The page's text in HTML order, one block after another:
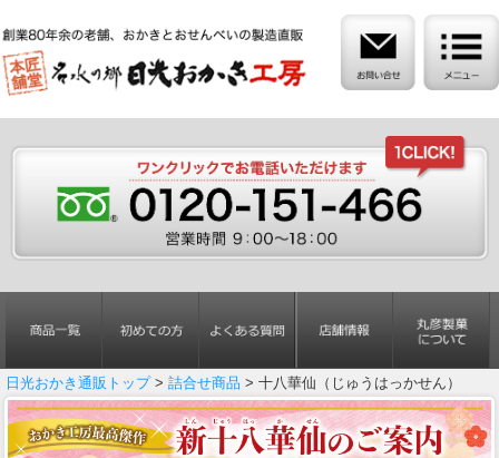
日光おかき通販トップ> 詰合せ商品 > 十八華仙（じゅうはっかせん）